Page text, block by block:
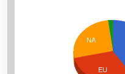
NA
EU